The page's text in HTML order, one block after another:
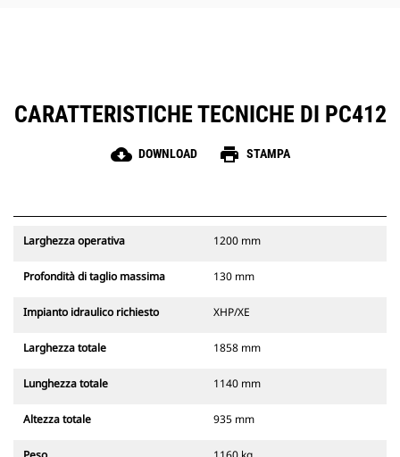
CARATTERISTICHE TECNICHE DI PC412
cloud_download DOWNLOAD print STAMPA
Larghezza operativa 1200 mm
Profondità di taglio massima 130 mm
Impianto idraulico richiesto XHP/XE
Larghezza totale 1858 mm
Lunghezza totale 1140 mm
Altezza totale 935 mm